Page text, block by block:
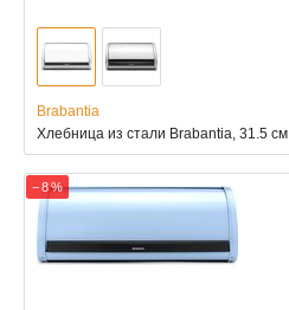
Brabantia
Хлебница из стали Brabantia, 31.5 см
− 8 %